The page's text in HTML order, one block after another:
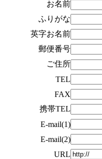
お名前
ふりがな
英字お名前
郵便番号
ご住所
TEL
FAX
携帯TEL
E-mail(1)
E-mail(2)
URL